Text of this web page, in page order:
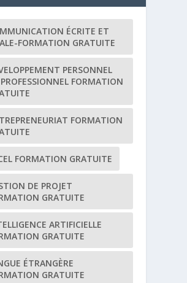
ÉCRITE ET
FORMATION GRATUITE
PERSONNEL
FORMATION
FORMATION
FORMATION GRATUITE
DE PROJET
GRATUITE
ARTIFICIELLE
GRATUITE
ÉTRANGÈRE
GRATUITE